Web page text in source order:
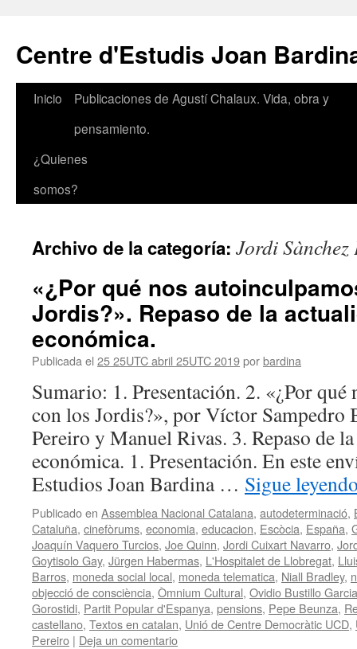
contenido
Centre d'Estudis Joan
Inicio
Publicaciones de Agustí Chalaux. Vida, obra y
pensamiento.
¿Quienes
somos?
Archivo de la categoría: Jordi
«¿Por qué nos
Jordis?». Repaso de la
económica.
Publicada el 25 25UTC abril 25UTC 2019porbardina
Sumario: 1. Presentación. 2. «¿Por
con los Jordis?», por Víctor Sampedro
Pereiro y Manuel Rivas. 3. Repaso de
económica. 1. Presentación. En este
Estudios Joan Bardina … Sigue
Publicado en Assemblea Nacional Catalana, autodeterminació,
Cataluña, cinefòrums, economia, educacion, Escòcia, España,
Joaquín Vaquero Turcios, Joe Quinn, Jordi Cuixart Navarro,
Goytisolo Gay, Jürgen Habermas, L'Hospitalet de Llobregat,
Barros, moneda social local, moneda telematica, Niall Bradley,
objecció de consciència, Òmnium Cultural, Ovidio Bustillo Garcia
Gorostidi, Partit Popular d'Espanya, pensions, Pepe Beunza,
castellano, Textos en catalan, Unió de Centre Democràtic UCD,
Pereiro | Deja un comentario